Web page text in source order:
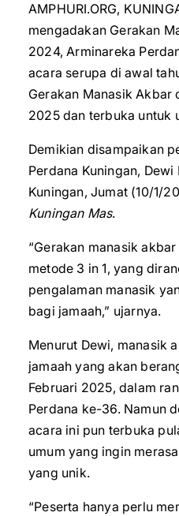
AMPHURI.ORG,
mengadakan Gerakan
2024, Arminareka
acara serupa di awal
Gerakan Manasik Akbar
2025 dan terbuka untuk
Demikian disampaikan
Perdana Kuningan, Dewi
Kuningan, Jumat (10/1/
Kuningan Mas.
“Gerakan manasik
metode 3 in 1, yang
pengalaman manasik
bagi jamaah,” ujarnya.
Menurut Dewi, manasik
jamaah yang akan
Februari 2025, dalam
Perdana ke-36. Namun
acara ini pun terbuka
umum yang ingin
yang unik.
“Peserta hanya perlu